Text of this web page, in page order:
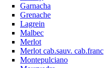
Garnacha
Grenache
Lagrein
Malbec
Merlot
Merlot cab.sauv. cab.franc
Montepulciano